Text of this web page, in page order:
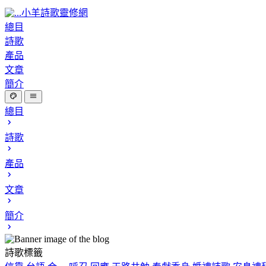
小羊詩歌靈修網
總目
詩歌
產品
文章
簡介
總目
詩歌
產品
文章
簡介
詩歌標籤